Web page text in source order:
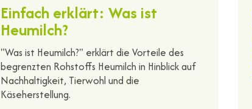
Einfach erklärt: Was ist
Heumilch?
"Was ist Heumilch?" erklärt die Vorteile des
begrenzten Rohstoffs Heumilch in Hinblick auf
Nachhaltigkeit, Tierwohl und die
Käseherstellung.